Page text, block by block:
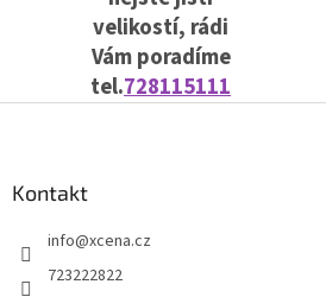
velikostí, rádi
Vám poradíme
tel.728115111
Kontakt
info@xcena.cz
723222822